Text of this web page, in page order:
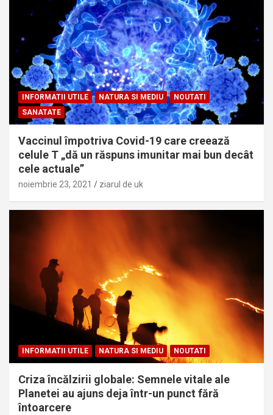
INFORMATII UTILE NATURA SI MEDIU
NOUTATI
SANATATE
Vaccinul împotriva Covid-19 care creează
celule T „dă un răspuns imunitar mai bun decât
cele actuale”
noiembrie 23, 2021 ziarul de uk
INFORMATII UTILE NATURA SI MEDIU NOUTATI
Criza încălzirii globale: Semnele vitale ale
Planetei au ajuns deja într-un punct fără
întoarcere